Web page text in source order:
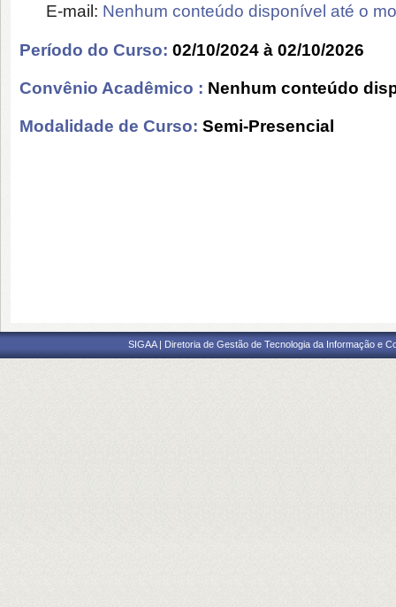
E-mail: Nenhum conteúdo disponível até o
Período do Curso: 02/10/2024 à 02/10/2026
Convênio Acadêmico : Nenhum conteúdo
Modalidade de Curso: Semi-Presencial
SIGAA | Diretoria de Gestão de Tecnologia da Informação e